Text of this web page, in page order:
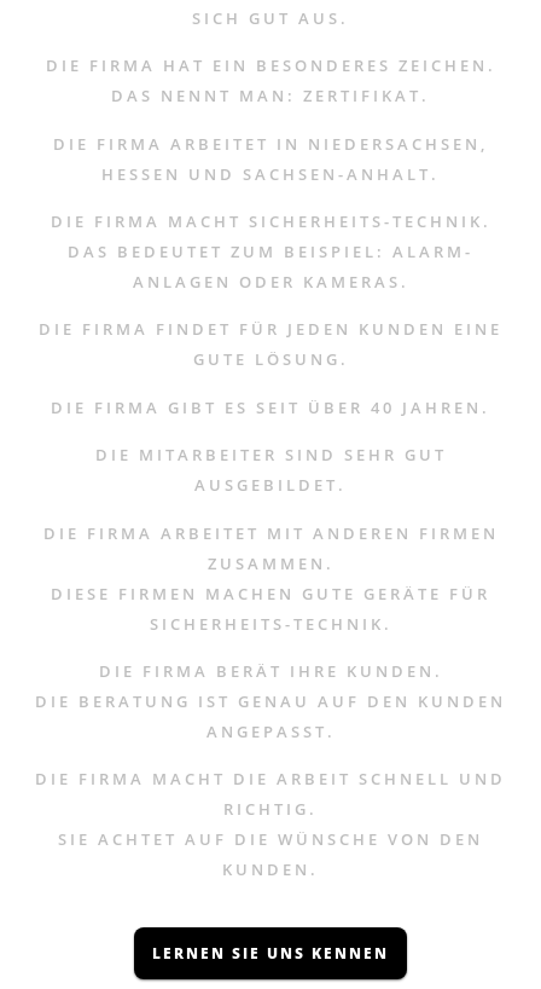
SICH GUT AUS.
DIE FIRMA HAT EIN BESONDERES ZEICHEN.
DAS NENNT MAN: ZERTIFIKAT.
DIE FIRMA ARBEITET IN NIEDERSACHSEN,
HESSEN UND SACHSEN-ANHALT.
DIE FIRMA MACHT SICHERHEITS-TECHNIK.
DAS BEDEUTET ZUM BEISPIEL: ALARM-
ANLAGEN ODER KAMERAS.
DIE FIRMA FINDET FÜR JEDEN KUNDEN EINE
GUTE LÖSUNG.
DIE FIRMA GIBT ES SEIT ÜBER 40 JAHREN.
DIE MITARBEITER SIND SEHR GUT
AUSGEBILDET.
DIE FIRMA ARBEITET MIT ANDEREN FIRMEN
ZUSAMMEN.
DIESE FIRMEN MACHEN GUTE GERÄTE FÜR
SICHERHEITS-TECHNIK.
DIE FIRMA BERÄT IHRE KUNDEN.
DIE BERATUNG IST GENAU AUF DEN KUNDEN
ANGEPASST.
DIE FIRMA MACHT DIE ARBEIT SCHNELL UND
RICHTIG.
SIE ACHTET AUF DIE WÜNSCHE VON DEN
KUNDEN.
LERNEN SIE UNS KENNEN